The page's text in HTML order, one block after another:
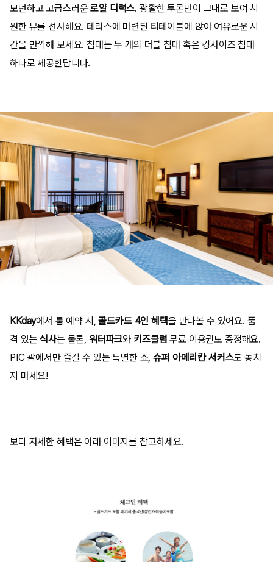
모던하고 고급스러운로얄 디럭스. 광활한 투몬만이 그대로 보여 시
원한 뷰를 선사해요. 테라스에 마련된 티테이블에 앉아 여유로운 시
간을 만끽해 보세요. 침대는 두 개의 더블 침대 혹은 킹사이즈 침대
하나로 제공한답니다.
KKday에서 룸 예약 시,골드카드 4인 혜택을 만나볼 수 있어요. 품
격 있는식사는 물론, 워터파크와 키즈클럽 무료 이용권도 증정해요.
PIC 괌에서만 즐길 수 있는 특별한 쇼,슈퍼 아메리칸 서커스도 놓치
지 마세요!
보다 자세한 혜택은 아래 이미지를 참고하세요.